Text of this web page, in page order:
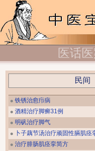
医话
民间
● 铁锈治愈疖病
● 酒精治疗脚癣31例
● 明矾治疗脚气
●
卜子藕节汤治疗顽固性膈肌痉
● 治疗腓肠肌痉挛简方